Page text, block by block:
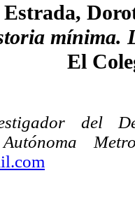
Estrada,
mínima.
El
del